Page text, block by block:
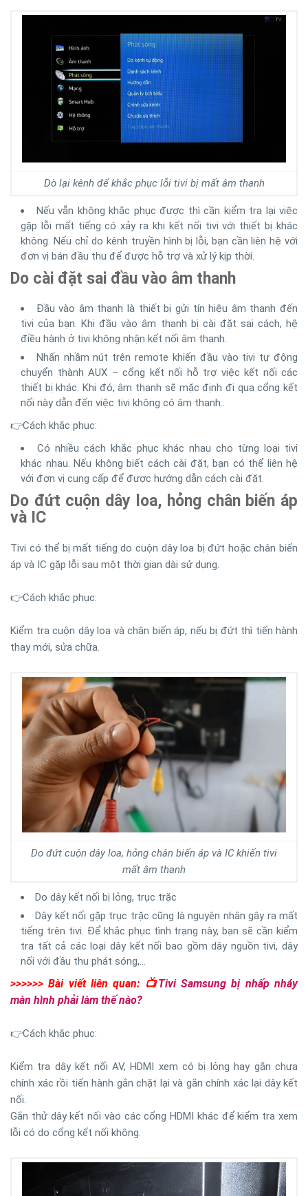
Dò lại kênh để khắc phục lỗi tivi bị mất âm thanh
Nếu vẫn không khắc phục được thì cần kiểm tra lại việc
gặp lỗi mất tiếng có xảy ra khi kết nối tivi với thiết bị khác
không. Nếu chỉ do kênh truyền hình bị lỗi, bạn cần liên hệ với
đơn vị bán đầu thu để được hỗ trợ và xử lý kịp thời.
Do cài đặt sai đầu vào âm thanh
Đầu vào âm thanh là thiết bị gửi tín hiệu âm thanh đến
tivi của bạn. Khi đầu vào âm thanh bị cài đặt sai cách, hệ
điều hành ở tivi không nhận kết nối âm thanh.
Nhấn nhầm nút trên remote khiến đầu vào tivi tự động
chuyển thành AUX – cổng kết nối hỗ trợ việc kết nối các
thiết bị khác. Khi đó, âm thanh sẽ mặc định đi qua cổng kết
nối này dẫn đến việc tivi không có âm thanh..
👉Cách khắc phục:
Có nhiều cách khắc phục khác nhau cho từng loại tivi
khác nhau. Nếu không biết cách cài đặt, bạn có thể liên hệ
với đơn vị cung cấp để được hướng dẫn cách cài đặt.
Do đứt cuộn dây loa, hỏng chân biến áp
và IC
Tivi có thể bị mất tiếng do cuộn dây loa bị đứt hoặc chân biến
áp và IC gặp lỗi sau một thời gian dài sử dụng.
👉Cách khắc phục:
Kiểm tra cuộn dây loa và chân biến áp, nếu bị đứt thì tiến hành
thay mới, sửa chữa.
Do đứt cuộn dây loa, hỏng chân biến áp và IC khiến tivi
mất âm thanh
Do dây kết nối bị lỏng, trục trặc
Dây kết nối gặp trục trặc cũng là nguyên nhân gây ra mất
tiếng trên tivi. Để khắc phục tình trạng này, bạn sẽ cần kiểm
tra tất cả các loại dây kết nối bao gồm dây nguồn tivi, dây
nối với đầu thu phát sóng,…
>>>>>> Bài viết liên quan: 📺Tivi Samsung bị nhấp nháy
màn hình phải làm thế nào?
👉Cách khắc phục:
Kiểm tra dây kết nối AV, HDMI xem có bị lỏng hay gắn chưa
chính xác rồi tiến hành gắn chặt lại và gắn chính xác lại dây kết
nối.
Gắn thử dây kết nối vào các cổng HDMI khác để kiểm tra xem
lỗi có do cổng kết nối không.